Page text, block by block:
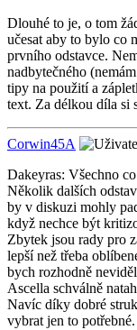
Dlouhé to je, o tom
učesat aby to bylo co
prvního odstavce.
nadbytečného
tipy na použití a
text. Za délkou díla si
Corwin45A
Dakeyras: Všechno
Několik dalších
by v diskuzi mohly
když nechce být
Zbytek jsou rady pro
lepší než třeba
bych rozhodně
Ascella schválně
Navíc díky dobré
vybrat jen to potřebné.